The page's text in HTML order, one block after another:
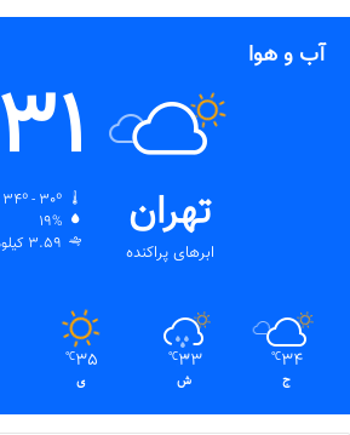
آب و هوا
تهران
ابرهای پراکنده
31
19%
3.59 کیلومتر/ساعت
34
℃
ج
33
℃
ش
35
℃
ی